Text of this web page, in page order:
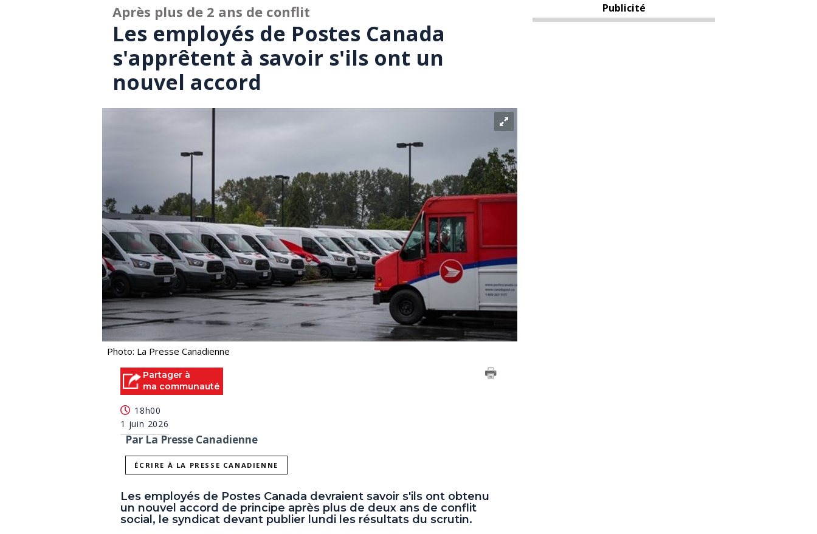
Après plus de 2 ans de conflit
Les employés de Postes Canada
s'apprêtent à savoir s'ils ont un
nouvel accord
Photo: La Presse Canadienne
Partager à
ma communauté
18h00
1 juin 2026
Par La Presse Canadienne
ÉCRIRE À LA PRESSE CANADIENNE
Les employés de Postes Canada devraient savoir s'ils ont obtenu
un nouvel accord de principe après plus de deux ans de conflit
social, le syndicat devant publier lundi les résultats du scrutin.
Publicité